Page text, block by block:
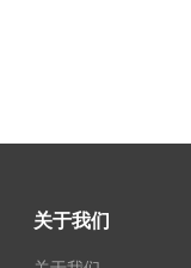
关于我们